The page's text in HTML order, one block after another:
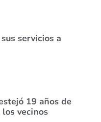
servicios a
19 años de
vecinos